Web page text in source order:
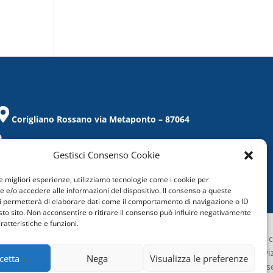
Gestisci Consenso Cookie
migliori esperienze, utilizziamo tecnologie come i cookie per
e/o accedere alle informazioni del dispositivo. Il consenso a queste
permetterà di elaborare dati come il comportamento di navigazione o ID
sito. Non acconsentire o ritirare il consenso può influire negativamente
e funzioni.
Nega Visualizza le preferenze
Corigliano Rossano via Metaponto – 87064
C.F.: 97019860788
Confcommercio Cosenza é certificata
Sistema di Gestione aziendale del
Qualità
(UNI EN ISO 9001:2015) sia per la